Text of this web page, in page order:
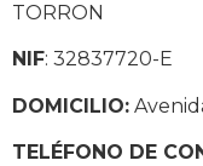
TORRON
NIF: 32837720-E
DOMICILIO:
TELÉFONO DE